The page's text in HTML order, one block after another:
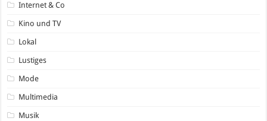
Internet & Co
Kino und TV
Lokal
Lustiges
Mode
Multimedia
Musik